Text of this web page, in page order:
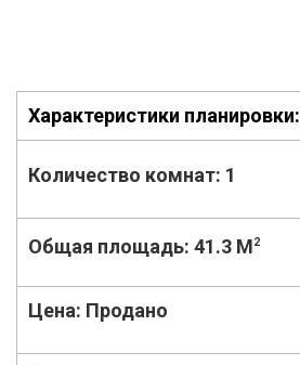
Характеристики планировки:
Количество комнат: 1
Общая площадь: 41.3 M2
Цена: Продано